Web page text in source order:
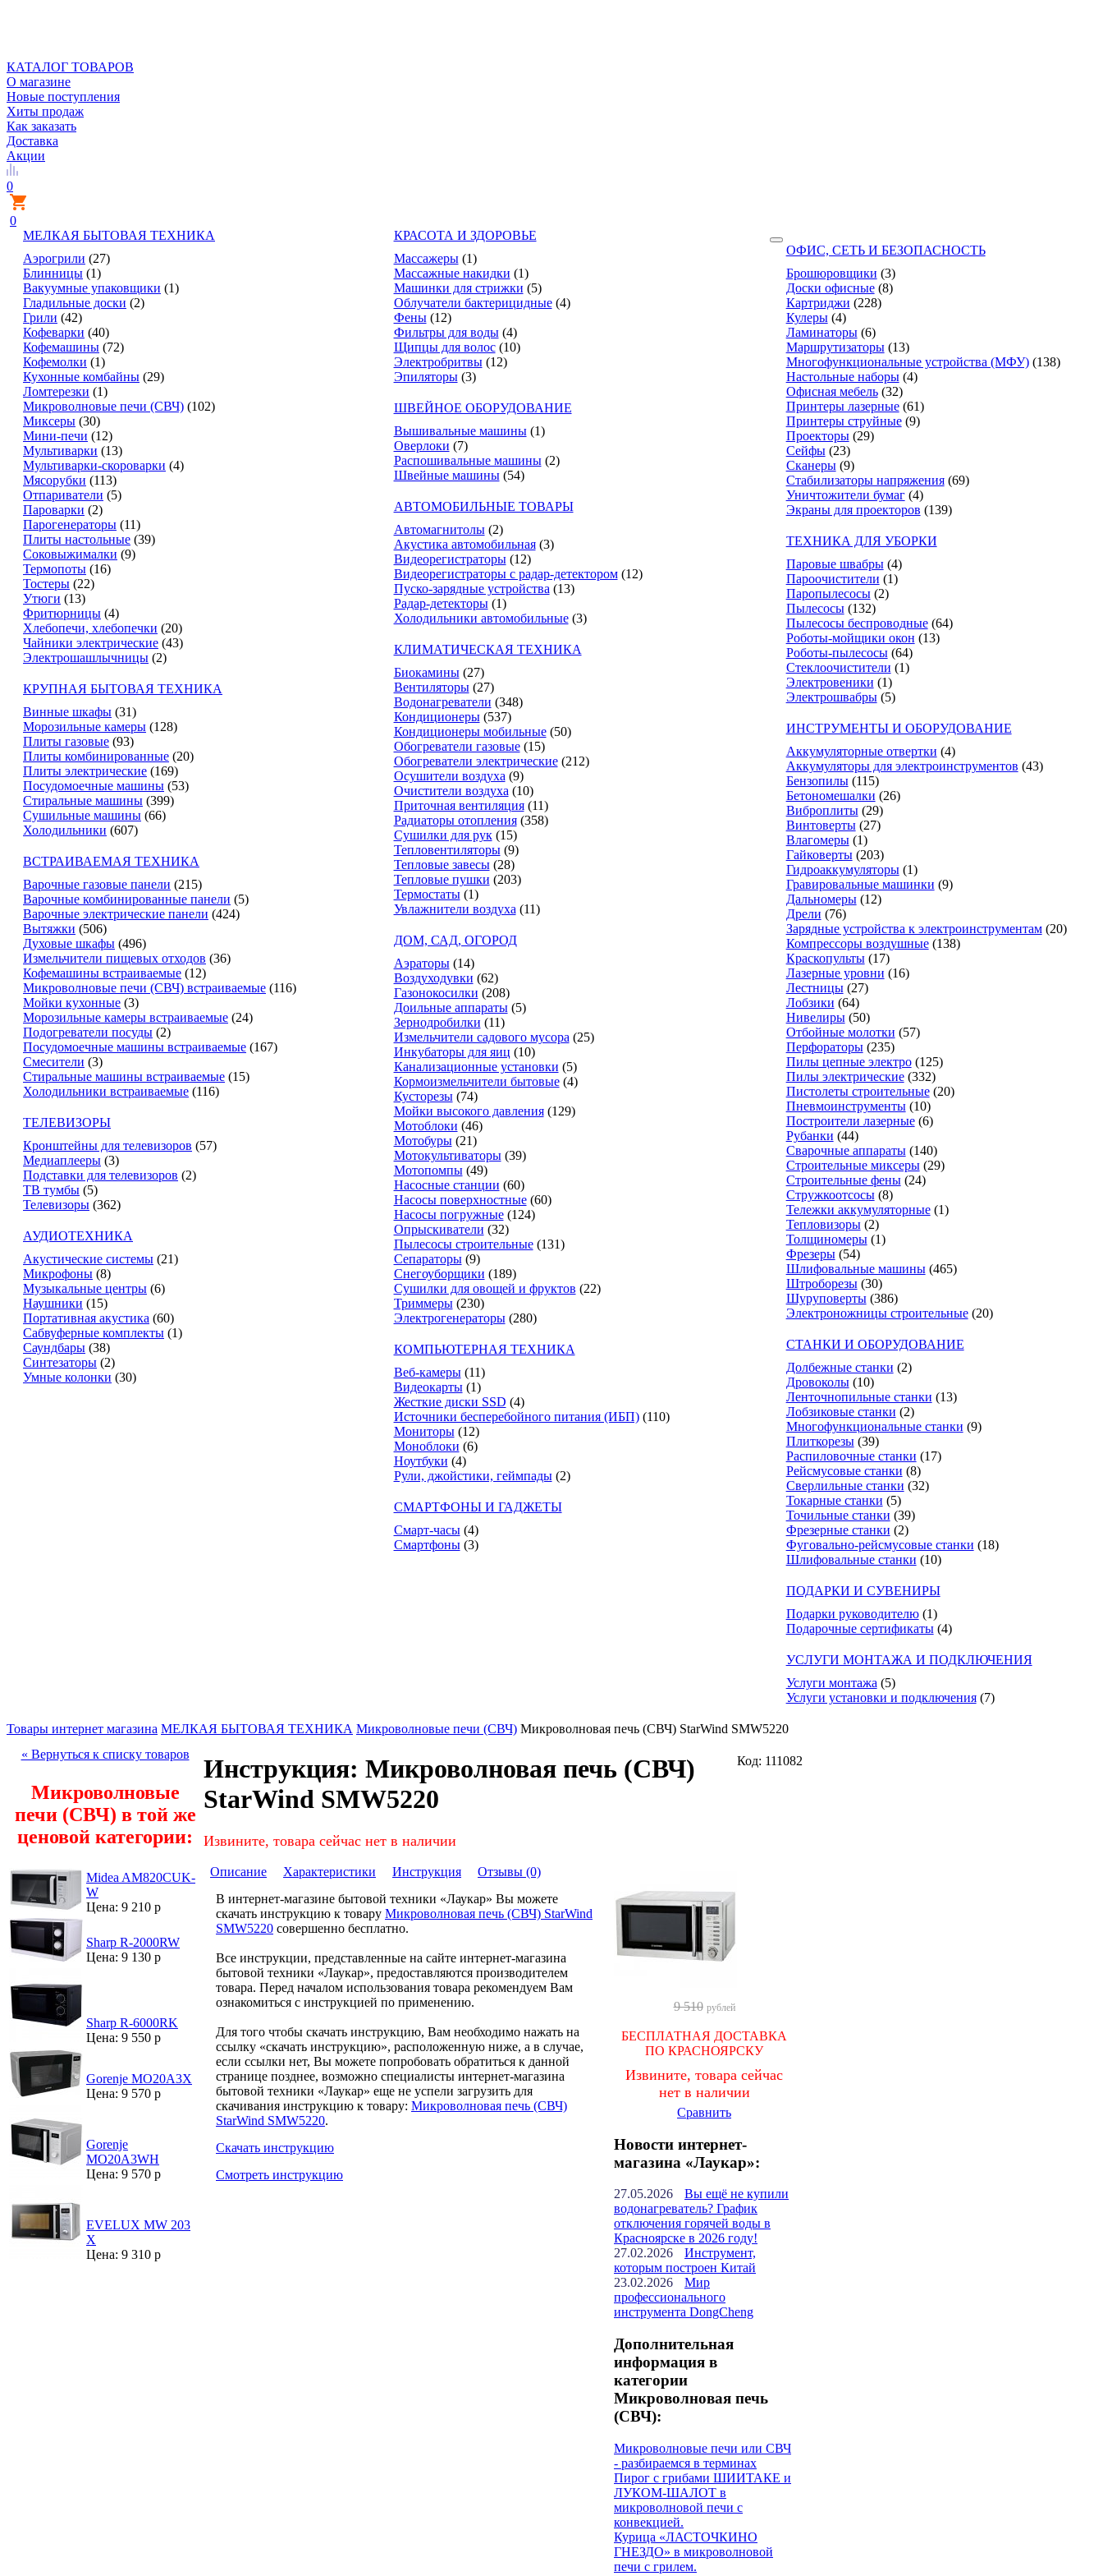
КАТАЛОГ ТОВАРОВ
О магазине
Новые поступления
Хиты продаж
Как заказать
Доставка
Акции
0
0
МЕЛКАЯ БЫТОВАЯ ТЕХНИКА
Аэрогрили (27)
Блинницы (1)
Вакуумные упаковщики (1)
Гладильные доски (2)
Грили (42)
Кофеварки (40)
Кофемашины (72)
Кофемолки (1)
Кухонные комбайны (29)
Ломтерезки (1)
Микроволновые печи (СВЧ) (102)
Миксеры (30)
Мини-печи (12)
Мультиварки (13)
Мультиварки-скороварки (4)
Мясорубки (113)
Отпариватели (5)
Пароварки (2)
Парогенераторы (11)
Плиты настольные (39)
Соковыжималки (9)
Термопоты (16)
Тостеры (22)
Утюги (13)
Фритюрницы (4)
Хлебопечи, хлебопечки (20)
Чайники электрические (43)
Электрошашлычницы (2)
КРУПНАЯ БЫТОВАЯ ТЕХНИКА
Винные шкафы (31)
Морозильные камеры (128)
Плиты газовые (93)
Плиты комбинированные (20)
Плиты электрические (169)
Посудомоечные машины (53)
Стиральные машины (399)
Сушильные машины (66)
Холодильники (607)
ВСТРАИВАЕМАЯ ТЕХНИКА
Варочные газовые панели (215)
Варочные комбинированные панели (5)
Варочные электрические панели (424)
Вытяжки (506)
Духовые шкафы (496)
Измельчители пищевых отходов (36)
Кофемашины встраиваемые (12)
Микроволновые печи (СВЧ) встраиваемые (116)
Мойки кухонные (3)
Морозильные камеры встраиваемые (24)
Подогреватели посуды (2)
Посудомоечные машины встраиваемые (167)
Смесители (3)
Стиральные машины встраиваемые (15)
Холодильники встраиваемые (116)
ТЕЛЕВИЗОРЫ
Кронштейны для телевизоров (57)
Медиаплееры (3)
Подставки для телевизоров (2)
ТВ тумбы (5)
Телевизоры (362)
АУДИОТЕХНИКА
Акустические системы (21)
Микрофоны (8)
Музыкальные центры (6)
Наушники (15)
Портативная акустика (60)
Сабвуферные комплекты (1)
Саундбары (38)
Синтезаторы (2)
Умные колонки (30)
КРАСОТА И ЗДОРОВЬЕ
Массажеры (1)
Массажные накидки (1)
Машинки для стрижки (5)
Облучатели бактерицидные (4)
Фены (12)
Фильтры для воды (4)
Щипцы для волос (10)
Электробритвы (12)
Эпиляторы (3)
ШВЕЙНОЕ ОБОРУДОВАНИЕ
Вышивальные машины (1)
Оверлоки (7)
Распошивальные машины (2)
Швейные машины (54)
АВТОМОБИЛЬНЫЕ ТОВАРЫ
Автомагнитолы (2)
Акустика автомобильная (3)
Видеорегистраторы (12)
Видеорегистраторы с радар-детектором (12)
Пуско-зарядные устройства (13)
Радар-детекторы (1)
Холодильники автомобильные (3)
КЛИМАТИЧЕСКАЯ ТЕХНИКА
Биокамины (27)
Вентиляторы (27)
Водонагреватели (348)
Кондиционеры (537)
Кондиционеры мобильные (50)
Обогреватели газовые (15)
Обогреватели электрические (212)
Осушители воздуха (9)
Очистители воздуха (10)
Приточная вентиляция (11)
Радиаторы отопления (358)
Сушилки для рук (15)
Тепловентиляторы (9)
Тепловые завесы (28)
Тепловые пушки (203)
Термостаты (1)
Увлажнители воздуха (11)
ДОМ, САД, ОГОРОД
Аэраторы (14)
Воздуходувки (62)
Газонокосилки (208)
Доильные аппараты (5)
Зернодробилки (11)
Измельчители садового мусора (25)
Инкубаторы для яиц (10)
Канализационные установки (5)
Кормоизмельчители бытовые (4)
Кусторезы (74)
Мойки высокого давления (129)
Мотоблоки (46)
Мотобуры (21)
Мотокультиваторы (39)
Мотопомпы (49)
Насосные станции (60)
Насосы поверхностные (60)
Насосы погружные (124)
Опрыскиватели (32)
Пылесосы строительные (131)
Сепараторы (9)
Снегоуборщики (189)
Сушилки для овощей и фруктов (22)
Триммеры (230)
Электрогенераторы (280)
КОМПЬЮТЕРНАЯ ТЕХНИКА
Веб-камеры (11)
Видеокарты (1)
Жесткие диски SSD (4)
Источники бесперебойного питания (ИБП) (110)
Мониторы (12)
Моноблоки (6)
Ноутбуки (4)
Рули, джойстики, геймпады (2)
СМАРТФОНЫ И ГАДЖЕТЫ
Смарт-часы (4)
Смартфоны (3)
ОФИС, СЕТЬ И БЕЗОПАСНОСТЬ
Брошюровщики (3)
Доски офисные (8)
Картриджи (228)
Кулеры (4)
Ламинаторы (6)
Маршрутизаторы (13)
Многофункциональные устройства (МФУ) (138)
Настольные наборы (4)
Офисная мебель (32)
Принтеры лазерные (61)
Принтеры струйные (9)
Проекторы (29)
Сейфы (23)
Сканеры (9)
Стабилизаторы напряжения (69)
Уничтожители бумаг (4)
Экраны для проекторов (139)
ТЕХНИКА ДЛЯ УБОРКИ
Паровые швабры (4)
Пароочистители (1)
Паропылесосы (2)
Пылесосы (132)
Пылесосы беспроводные (64)
Роботы-мойщики окон (13)
Роботы-пылесосы (64)
Стеклоочистители (1)
Электровеники (1)
Электрошвабры (5)
ИНСТРУМЕНТЫ И ОБОРУДОВАНИЕ
Аккумуляторные отвертки (4)
Аккумуляторы для электроинструментов (43)
Бензопилы (115)
Бетономешалки (26)
Виброплиты (29)
Винтоверты (27)
Влагомеры (1)
Гайковерты (203)
Гидроаккумуляторы (1)
Гравировальные машинки (9)
Дальномеры (12)
Дрели (76)
Зарядные устройства к электроинструментам (20)
Компрессоры воздушные (138)
Краскопульты (17)
Лазерные уровни (16)
Лестницы (27)
Лобзики (64)
Нивелиры (50)
Отбойные молотки (57)
Перфораторы (235)
Пилы цепные электро (125)
Пилы электрические (332)
Пистолеты строительные (20)
Пневмоинструменты (10)
Построители лазерные (6)
Рубанки (44)
Сварочные аппараты (140)
Строительные миксеры (29)
Строительные фены (24)
Стружкоотсосы (8)
Тележки аккумуляторные (1)
Тепловизоры (2)
Толщиномеры (1)
Фрезеры (54)
Шлифовальные машины (465)
Штроборезы (30)
Шуруповерты (386)
Электроножницы строительные (20)
СТАНКИ И ОБОРУДОВАНИЕ
Долбежные станки (2)
Дровоколы (10)
Ленточнопильные станки (13)
Лобзиковые станки (2)
Многофункциональные станки (9)
Плиткорезы (39)
Распиловочные станки (17)
Рейсмусовые станки (8)
Сверлильные станки (32)
Токарные станки (5)
Точильные станки (39)
Фрезерные станки (2)
Фуговально-рейсмусовые станки (18)
Шлифовальные станки (10)
ПОДАРКИ И СУВЕНИРЫ
Подарки руководителю (1)
Подарочные сертификаты (4)
УСЛУГИ МОНТАЖА И ПОДКЛЮЧЕНИЯ
Услуги монтажа (5)
Услуги установки и подключения (7)
Товары интернет магазина МЕЛКАЯ БЫТОВАЯ ТЕХНИКА Микроволновые печи (СВЧ) Микроволновая печь (СВЧ) StarWind SMW5220
« Вернуться к списку товаров
Микроволновые
печи (СВЧ) в той же
ценовой категории:
Midea AM820CUK-
W
Цена: 9 210 р
Sharp R-2000RW
Цена: 9 130 р
Sharp R-6000RK
Цена: 9 550 р
Gorenje MO20A3X
Цена: 9 570 р
Gorenje
MO20A3WH
Цена: 9 570 р
EVELUX MW 203
X
Цена: 9 310 р
Код: 111082
Инструкция: Микроволновая печь (СВЧ)
StarWind SMW5220
Извините, товара сейчас нет в наличии
9 510 рублей
БЕСПЛАТНАЯ ДОСТАВКА
ПО КРАСНОЯРСКУ
Извините, товара сейчас
нет в наличии
Сравнить
Новости интернет-
магазина «Лаукар»:
27.05.2026
Вы ещё не купили
водонагреватель? График
отключения горячей воды в
Красноярске в 2026 году!
27.02.2026
Инструмент,
которым построен Китай
23.02.2026
Мир
профессионального
инструмента DongCheng
Дополнительная
информация в
категории
Микроволновая печь
(СВЧ):
Микроволновые печи или СВЧ
- разбираемся в терминах
Пирог с грибами ШИИТАКЕ и
ЛУКОМ-ШАЛОТ в
микроволновой печи с
конвекцией.
Курица «ЛАСТОЧКИНО
ГНЕЗДО» в микроволновой
печи с грилем.
Описание Характеристики Инструкция
Отзывы (0)
В интернет-магазине бытовой техники «Лаукар» Вы можете
скачать инструкцию к товару Микроволновая печь (СВЧ) StarWind
SMW5220 совершенно бесплатно.
Все инструкции, представленные на сайте интернет-магазина
бытовой техники «Лаукар», предоставляются производителем
товара. Перед началом использования товара рекомендуем Вам
ознакомиться с инструкцией по применению.
Для того чтобы скачать инструкцию, Вам необходимо нажать на
ссылку «скачать инструкцию», расположенную ниже, а в случае,
если ссылки нет, Вы можете попробовать обратиться к данной
странице позднее, возможно специалисты интернет-магазина
бытовой техники «Лаукар» еще не успели загрузить для
скачивания инструкцию к товару: Микроволновая печь (СВЧ)
StarWind SMW5220.
Скачать инструкцию
Смотреть инструкцию